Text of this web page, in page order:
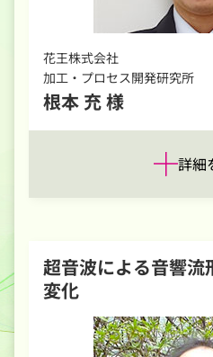
花王株式会社
加工・プロセス開発研究所
根本 充 様
詳細
超音波による音響流
変化